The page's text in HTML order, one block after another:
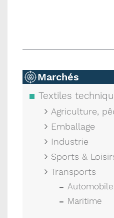
Marchés
Textiles
Agriculture,
Emballage
Industrie
Sports &
Transports
Automobile
Maritime